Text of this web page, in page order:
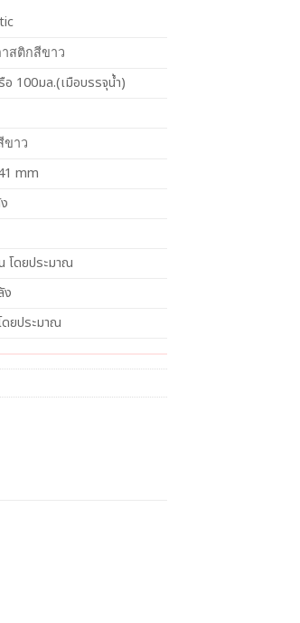
สติกสีขาว
100มล.(เมือบรรจุน้ำ)
ขาว
mm
โดยประมาณ
ง
ยประมาณ